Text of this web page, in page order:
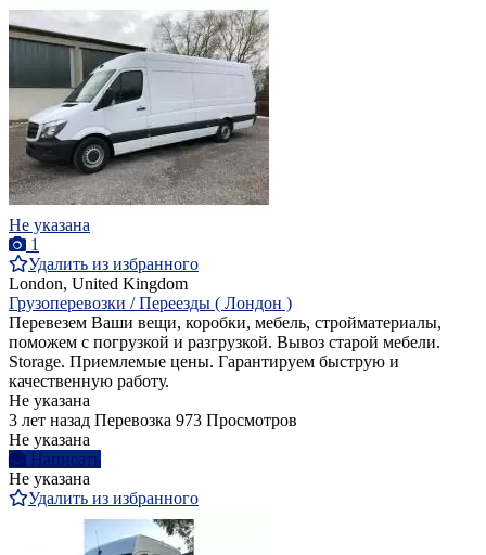
Не указана
1
Удалить из избранного
London, United Kingdom
Грузоперевозки / Переезды ( Лондон )
Перевезем Ваши вещи, коробки, мебель, стройматериалы,
поможем с погрузкой и разгрузкой. Вывоз старой мебели.
Storage. Приемлемые цены. Гарантируем быструю и
качественную работу.
Не указана
3 лет назад Перевозка 973 Просмотров
Не указана
Написать
Не указана
Удалить из избранного